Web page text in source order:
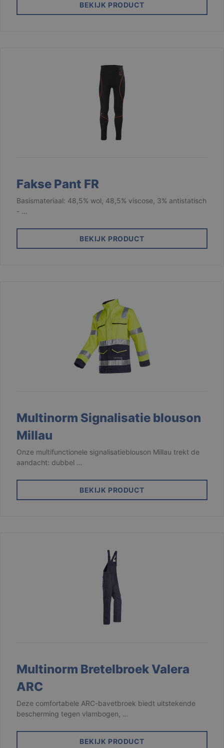
BEKIJK PRODUCT
Fakse Pant FR
Basismateriaal: 48,5% wol, 48,5% viscose, 3% antistatisch
- …
BEKIJK PRODUCT
Multinorm Signalisatie blouson
Millau
Onze multifunctionele signalisatieblouson Millau trekt de
aandacht: dubbel …
BEKIJK PRODUCT
Multinorm Bretelbroek Valera
ARC
Deze comfortabele ARC-bavetbroek biedt uitstekende
bescherming tegen vlambogen, …
BEKIJK PRODUCT